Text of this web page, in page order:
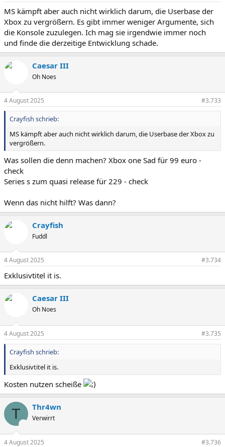
MS kämpft aber auch nicht wirklich darum, die Userbase der
Xbox zu vergrößern. Es gibt immer weniger Argumente, sich
die Konsole zuzulegen. Ich mag sie irgendwie immer noch
und finde die derzeitige Entwicklung schade.
Caesar III
Oh Noes
4 August 2025 #3.733
Crayfish schrieb:
MS kämpft aber auch nicht wirklich darum, die Userbase der Xbox zu
vergrößern.
Was sollen die denn machen? Xbox one Sad für 99 euro -
check
Series s zum quasi release für 229 - check
Wenn das nicht hilft? Was dann?
Crayfish
Fuddl
4 August 2025 #3.734
Exklusivtitel it is.
Caesar III
Oh Noes
4 August 2025 #3.735
Crayfish schrieb:
Exklusivtitel it is.
Kosten nutzen scheiße
T Thr4wn
Verwirrt
4 August 2025 #3.736